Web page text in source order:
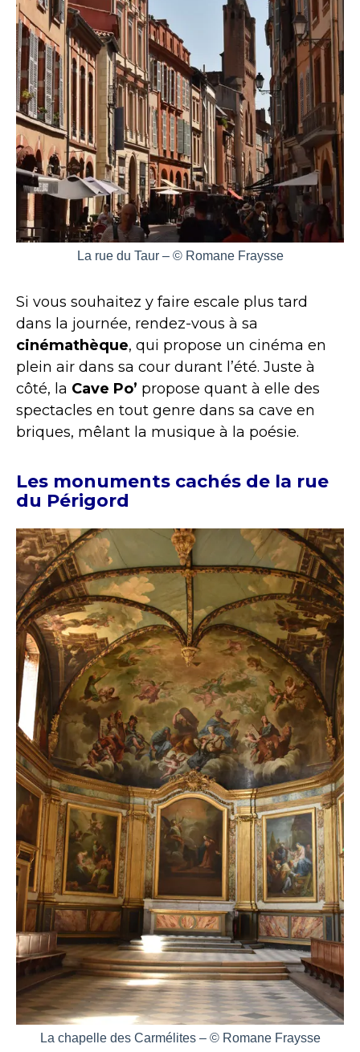
La rue du Taur – © Romane Fraysse
Si vous souhaitez y faire escale plus tard
dans la journée, rendez-vous à sa
cinémathèque, qui propose un cinéma en
plein air dans sa cour durant l’été. Juste à
côté, la Cave Po’ propose quant à elle des
spectacles en tout genre dans sa cave en
briques, mêlant la musique à la poésie.
Les monuments cachés de la rue
du Périgord
La chapelle des Carmélites – © Romane Fraysse